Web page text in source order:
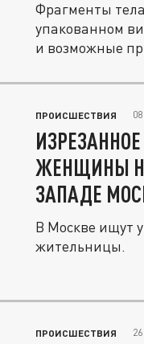
Фрагменты
упакованном
и возможные
ПРОИСШЕСТВИЯ
ЖЕНЩИНЫ
ЗАПАДЕ
В Москве ищут
жительницы.
ПРОИСШЕСТВИЯ